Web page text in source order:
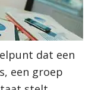
dat een
een groep